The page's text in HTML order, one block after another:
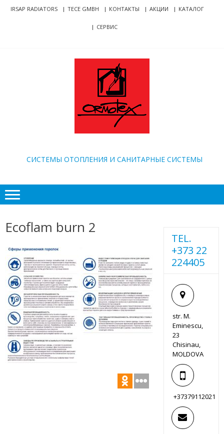
Skip
SkipIRSAP RADIATORS TECE GMBH КОНТАКТЫ АКЦИИ КАТАЛОГ
СЕРВИС
CИСТЕМЫ ОТОПЛЕНИЯ И САНИТАРНЫЕ СИСТЕМЫ
Ecoflam burn 2
TEL.
+373 22
224405
str. M.
Eminescu,
23
Chisinau,
MOLDOVA
+37379112021